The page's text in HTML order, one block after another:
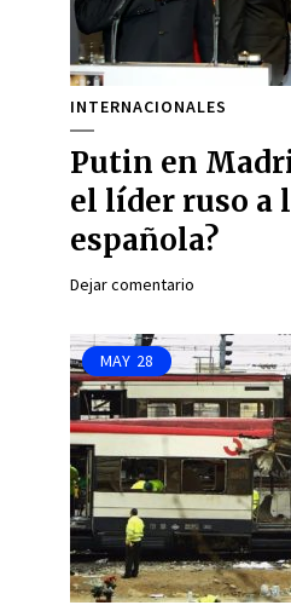
INTERNACIONALES
Putin en
el líder ruso a
española?
Dejar comentario
MAY 28